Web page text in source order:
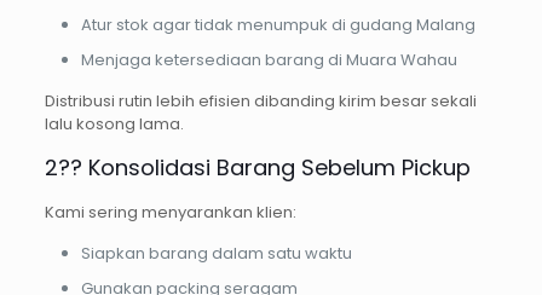
Atur stok agar tidak menumpuk di gudang Malang
Menjaga ketersediaan barang di Muara Wahau
Distribusi rutin lebih efisien dibanding kirim besar sekali
lalu kosong lama.
2?? Konsolidasi Barang Sebelum Pickup
Kami sering menyarankan klien:
Siapkan barang dalam satu waktu
Gunakan packing seragam